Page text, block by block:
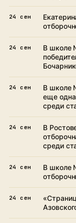
24 сен
24 сен
В школе
24 сен
В школе
еще одна
среди
24 сен
В
среди
24 сен
В школе
24 сен